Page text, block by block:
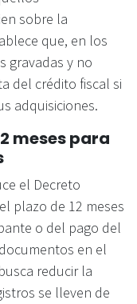
sobre la
que, en los
gravadas y no
del crédito fiscal si
adquisiciones.
meses para
el Decreto
plazo de 12 meses
o del pago del
en el
reducir la
se lleven de